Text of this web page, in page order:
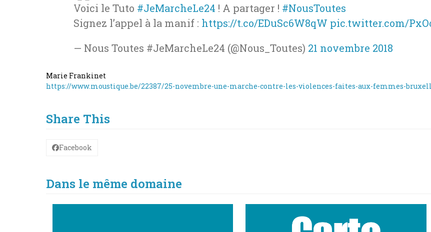
Voici le Tuto #JeMarcheLe24 ! A partager ! #NousToutes
Signez l’appel à la manif : https://t.co/EDuSc6W8qW pic.twitter.com/
— Nous Toutes #JeMarcheLe24 (@Nous_Toutes) 21 novembre 2018
Marie Frankinet
https://www.moustique.be/22387/25-novembre-une-marche-contre-les-violences-faites-aux-femmes-
Share This
Facebook
Dans le même domaine